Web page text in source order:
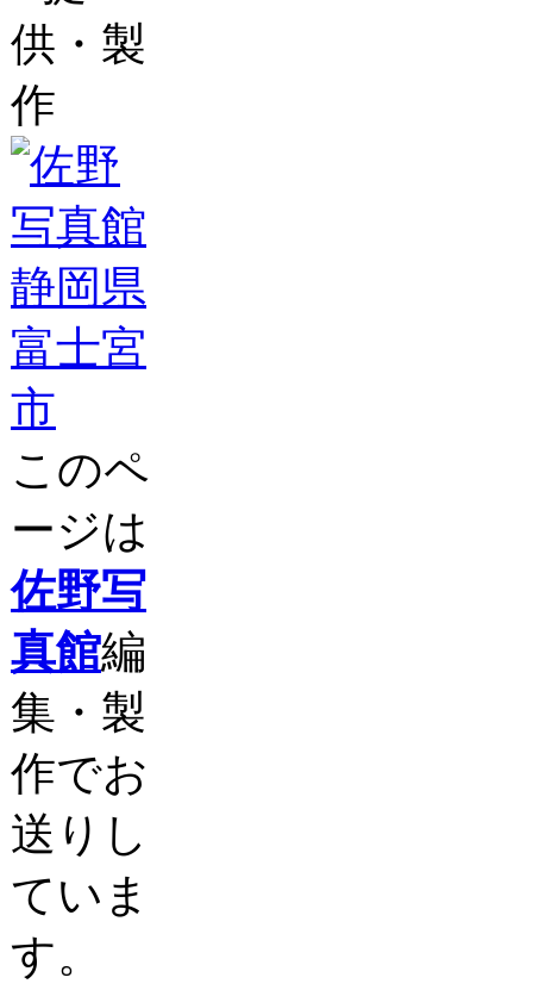
供・製
作
このペ
ージは
佐野写
真館編
集・製
作でお
送りし
ていま
す。